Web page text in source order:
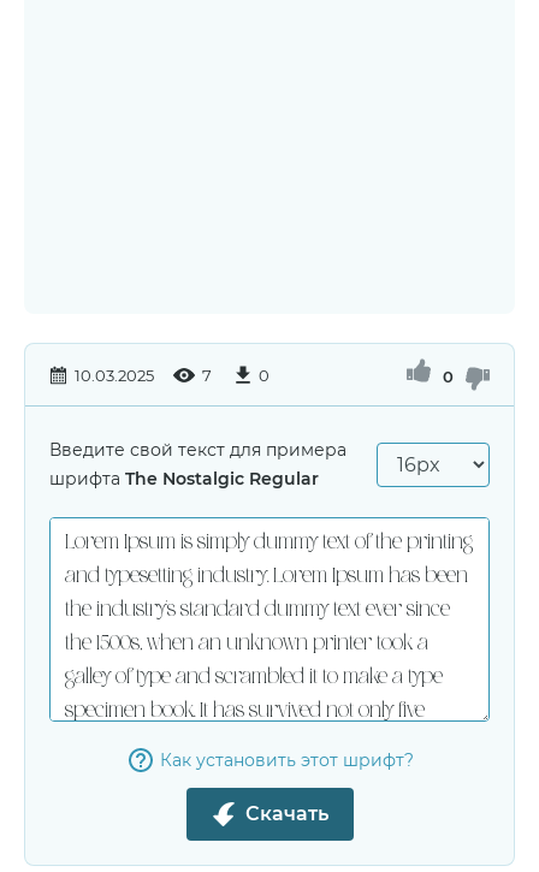
10.03.2025 7 0 0
Введите свой текст для примера
шрифта The Nostalgic Regular
Как установить этот шрифт?
Скачать